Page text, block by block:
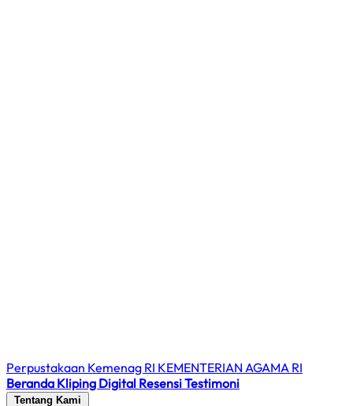
Perpustakaan Kemenag RI KEMENTERIAN AGAMA RI
Beranda Kliping Digital ResensiTestimoni
Tentang Kami